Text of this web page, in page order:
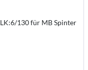
130 für MB Spinter